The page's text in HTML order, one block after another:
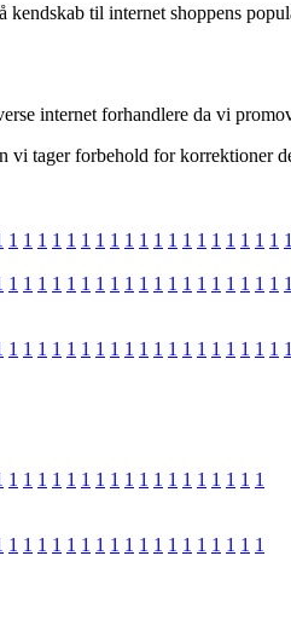
til internet shoppens
internet forhandlere da vi
tager forbehold for korrektioner
1 1 1 1 1 1 1 1 1 1 1 1 1 1 1 1 1 1 1 1
1 1 1 1 1 1 1 1 1 1 1 1 1 1 1 1 1 1 1 1
1 1 1 1 1 1 1 1 1 1 1 1 1 1 1 1 1 1 1 1
1 1 1 1 1 1 1 1 1 1 1 1 1 1 1 1 1 1
1 1 1 1 1 1 1 1 1 1 1 1 1 1 1 1 1 1